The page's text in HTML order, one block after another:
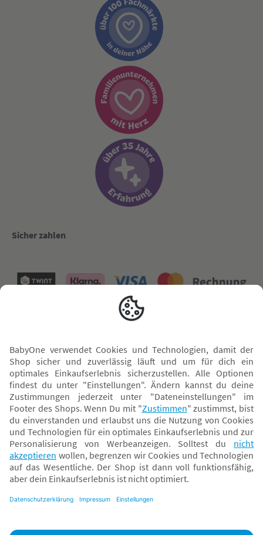
Sicher zahlen
* Alle Preise inkl. MwSt. und ggf. zzgl.Versandkosten. Der dargestellte Preis gilt -
abhängig von der von dir gewählten Option - im BabyOne-Onlineshop oder bei
Abholung in dem von dir gewählten BabyOne-Franchise-Betrieb. Der für den
Onlineshop geltende Preis stellt bei einem Verkauf durch unsere Franchise-
Nehmer eine unverbindliche Preisempfehlung dar. Der Verkaufspreis der
daher von dem Verkaufspreis im Onlineshop abweichen. Angaben zu
Klarna.